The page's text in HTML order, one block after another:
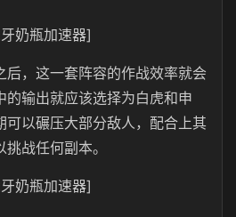
奶瓶加速器]
后，这一套阵容的作战效率就会
的输出就应该选择为白虎和申
可以碾压大部分敌人，配合上其
战任何副本。
奶瓶加速器]